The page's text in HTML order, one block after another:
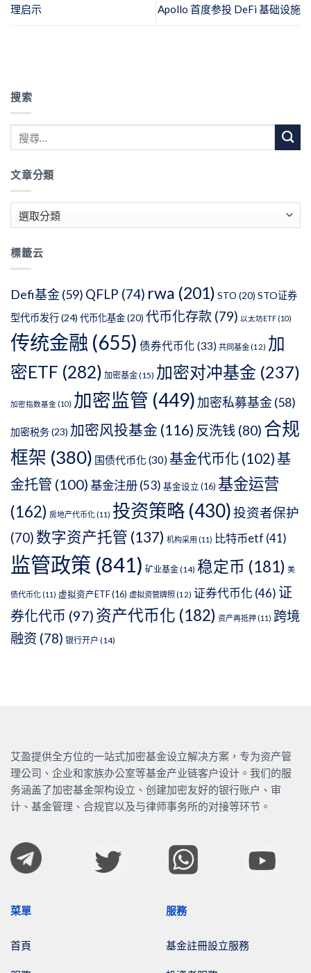
理启示
Apollo 首度参投 DeFi 基础设施
搜索
文章分類
章
類
標籤云
Defi基金(59) QFLP (74) rwa (201) STO (20) STO证券
型代币发行(24) 代币化基金(20) 代币化存款 (79) 以太坊ETF (10)
传统金融 (655) 债券代币化 (33) 共同基金 (12) 加
密ETF (282) 加密基金(15) 加密对冲基金 (237)
加密指数基金 (10) 加密监管 (449) 加密私募基金(58)
加密税务(23) 加密风投基金 (116) 反洗钱 (80) 合规
框架 (380) 国债代币化(30) 基金代币化 (102) 基
金托管 (100)基金注册(53) 基金设立 (16) 基金运营
(162) 房地产代币化 (11) 投资策略 (430)投资者保护
(70) 数字资产托管 (137) 机构采用 (11) 比特币etf (41)
监管政策 (841) 矿业基金(14) 稳定币 (181) 美
债代币化 (11) 虚拟资产ETF(16) 虚拟资管牌照 (12) 证券代币化 (46) 证
券化代币 (97) 资产代币化 (182) 资产再抵押 (11) 跨境
融资 (78) 银行开户 (14)
艾盈提供全方位的一站式加密基金设立解决方案，专为资产管
理公司、企业和家族办公室等基金产业链客户设计。我们的服
务涵盖了加密基金架构设立、创建加密友好的银行账户、审
计、基金管理、合规官以及与律师事务所的对接等环节。
菜單
首頁
服務
基金註冊設立服務